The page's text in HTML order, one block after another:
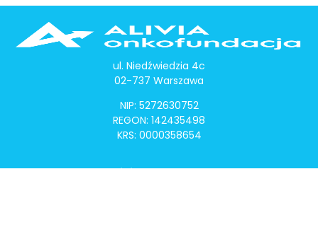
ul. Niedźwiedzia 4c
02-737 Warszawa
NIP: 5272630752
REGON: 142435498
KRS: 0000358654
Alivia Onkomapa